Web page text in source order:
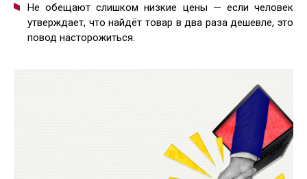
Не обещают слишком низкие цены — если человек
утверждает, что найдёт товар в два раза дешевле, это
повод насторожиться.